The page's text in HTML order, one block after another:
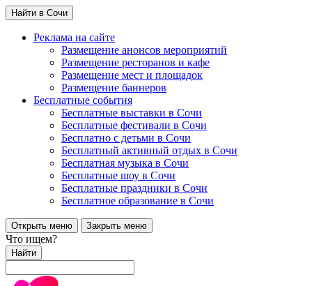
Найти в Сочи
Реклама на сайте
Размещение анонсов мероприятий
Размещение ресторанов и кафе
Размещение мест и площадок
Размещение баннеров
Бесплатные события
Бесплатные выставки в Сочи
Бесплатные фестивали в Сочи
Бесплатно с детьми в Сочи
Бесплатный активный отдых в Сочи
Бесплатная музыка в Сочи
Бесплатные шоу в Сочи
Бесплатные праздники в Сочи
Бесплатное образование в Сочи
Открыть меню Закрыть меню
Что ищем?
Найти